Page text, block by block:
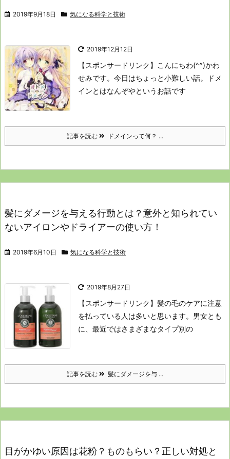
2019年9月18日 気になる科学と技術
2019年12月12日
【スポンサードリンク】
こんにちわ(^^)かわ
せみです。 今日はちょっと小難しい話。
ドメ
インとはなんぞやというお話です
記事を読む ドメインって何？ ...
髪にダメージを与える行動とは？意外と知られてい
ないアイロンやドライアーの使い方！
2019年6月10日 気になる科学と技術
2019年8月27日
【スポンサードリンク】 髪の毛のケアに注意
を払っている人は多いと思います。 男女とも
に、 最近ではさまざまなタイプ別の
記事を読む 髪にダメージを与 ...
目がかゆい原因は花粉？ものもらい？正しい対処と